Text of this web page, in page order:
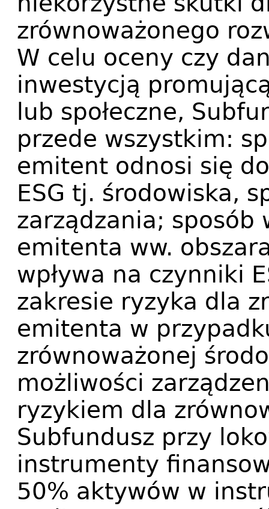
zrównoważonego
W celu oceny czy
inwestycją
lub społeczne,
przede wszystkim:
emitent odnosi się
ESG tj. środowiska,
zarządzania; sposób
emitenta ww.
wpływa na czynniki
zakresie ryzyka dla
emitenta w
zrównoważonej
możliwości
ryzykiem dla
Subfundusz przy
instrumenty
50% aktywów w